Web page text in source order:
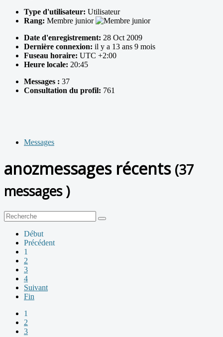
Type d'utilisateur: Utilisateur
Rang: Membre junior
Date d'enregistrement: 28 Oct 2009
Dernière connexion: il y a 13 ans 9 mois
Fuseau horaire: UTC +2:00
Heure locale: 20:45
Messages : 37
Consultation du profil: 761
Messages
anozmessages récents (37
messages )
Début
Précédent
1
2
3
4
Suivant
Fin
1
2
3